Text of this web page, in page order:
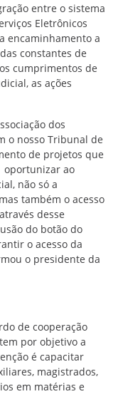
entre o sistema
Eletrônicos
encaminhamento a
constantes de
cumprimentos de
as ações
dos
o nosso Tribunal de
de projetos que
oportunizar ao
não só a
também o acesso
desse
do botão do
o acesso da
o presidente da
de cooperação
por objetivo a
é capacitar
magistrados,
em matérias e